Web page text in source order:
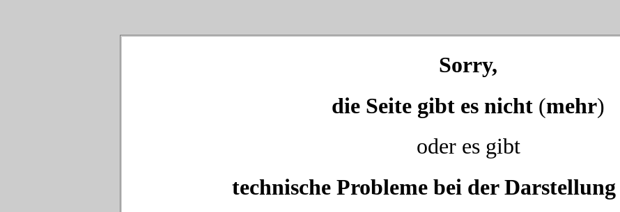
Sorry,
die Seite gibt es nicht (mehr)
oder es gibt
technische Probleme bei der